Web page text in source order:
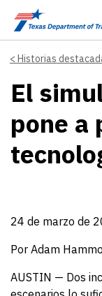
Skip to main content
Historias
El
pone a
24 de marzo de
Por Adam
AUSTIN — Dos